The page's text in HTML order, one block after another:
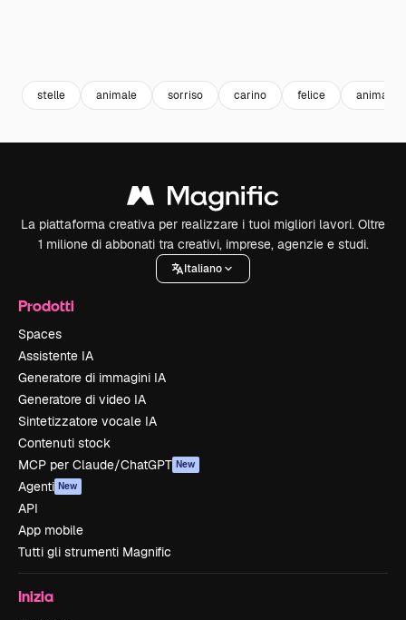
stelle animale sorriso carino felice animali
La piattaforma creativa per realizzare i tuoi migliori lavori. Oltre
1 milione di abbonati tra creativi, imprese, agenzie e studi.
Italiano
Prodotti
Spaces
Assistente IA
Generatore di immagini IA
Generatore di video IA
Sintetizzatore vocale IA
Contenuti stock
MCP per Claude/ChatGPT New
Agenti New
API
App mobile
Tutti gli strumenti Magnific
Inizia